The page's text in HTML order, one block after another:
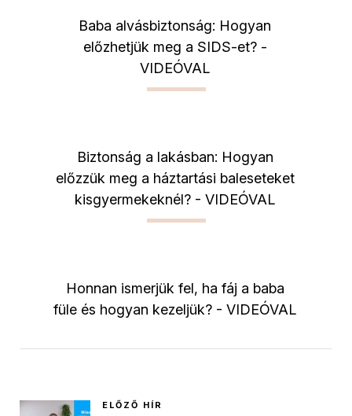
Baba alvásbiztonság: Hogyan
előzhetjük meg a SIDS-et? -
VIDEÓVAL
Biztonság a lakásban: Hogyan
előzzük meg a háztartási baleseteket
kisgyermekeknél? - VIDEÓVAL
Honnan ismerjük fel, ha fáj a baba
füle és hogyan kezeljük? - VIDEÓVAL
ELŐZŐ HÍR